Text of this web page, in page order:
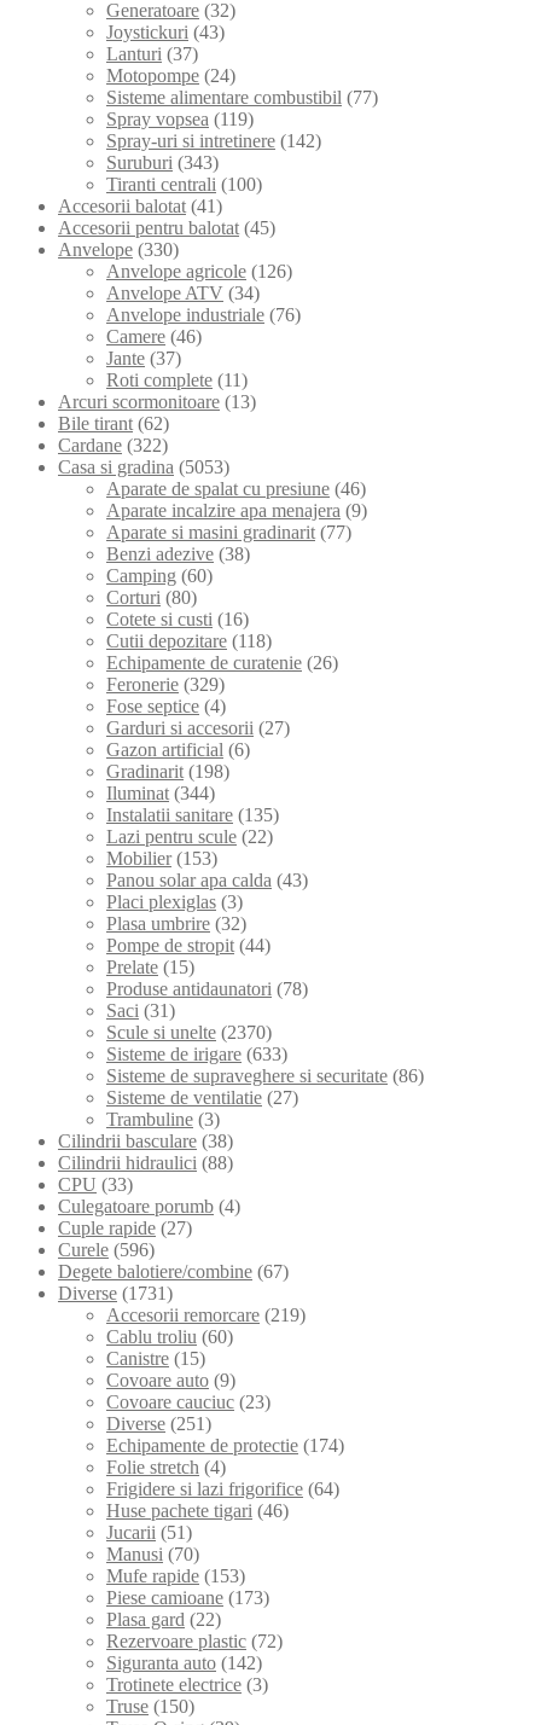
Generatoare (32)
Joystickuri (43)
Lanturi (37)
Motopompe (24)
Sisteme alimentare combustibil (77)
Spray vopsea (119)
Spray-uri si intretinere (142)
Suruburi (343)
Tiranti centrali (100)
Accesorii balotat (41)
Accesorii pentru balotat (45)
Anvelope (330)
Anvelope agricole (126)
Anvelope ATV (34)
Anvelope industriale (76)
Camere (46)
Jante (37)
Roti complete (11)
Arcuri scormonitoare (13)
Bile tirant (62)
Cardane (322)
Casa si gradina (5053)
Aparate de spalat cu presiune (46)
Aparate incalzire apa menajera (9)
Aparate si masini gradinarit (77)
Benzi adezive (38)
Camping (60)
Corturi (80)
Cotete si custi (16)
Cutii depozitare (118)
Echipamente de curatenie (26)
Feronerie (329)
Fose septice (4)
Garduri si accesorii (27)
Gazon artificial (6)
Gradinarit (198)
Iluminat (344)
Instalatii sanitare (135)
Lazi pentru scule (22)
Mobilier (153)
Panou solar apa calda (43)
Placi plexiglas (3)
Plasa umbrire (32)
Pompe de stropit (44)
Prelate (15)
Produse antidaunatori (78)
Saci (31)
Scule si unelte (2370)
Sisteme de irigare (633)
Sisteme de supraveghere si securitate (86)
Sisteme de ventilatie (27)
Trambuline (3)
Cilindrii basculare (38)
Cilindrii hidraulici (88)
CPU (33)
Culegatoare porumb (4)
Cuple rapide (27)
Curele (596)
Degete balotiere/combine (67)
Diverse (1731)
Accesorii remorcare (219)
Cablu troliu (60)
Canistre (15)
Covoare auto (9)
Covoare cauciuc (23)
Diverse (251)
Echipamente de protectie (174)
Folie stretch (4)
Frigidere si lazi frigorifice (64)
Huse pachete tigari (46)
Jucarii (51)
Manusi (70)
Mufe rapide (153)
Piese camioane (173)
Plasa gard (22)
Rezervoare plastic (72)
Siguranta auto (142)
Trotinete electrice (3)
Truse (150)